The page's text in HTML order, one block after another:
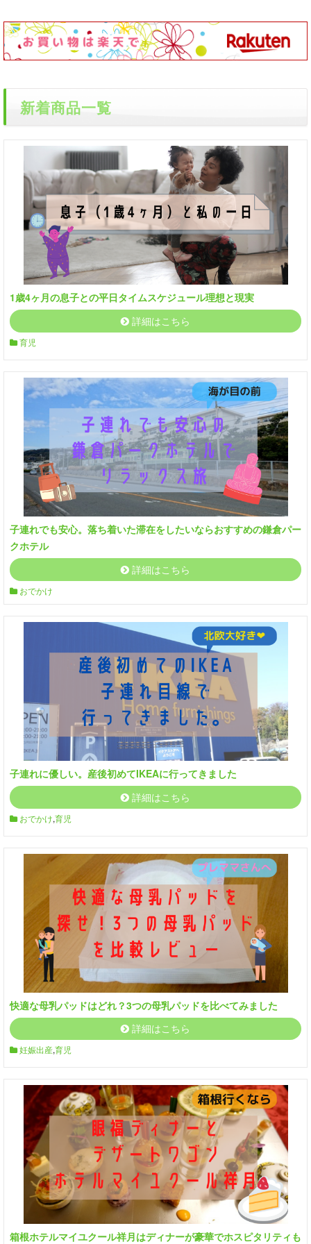
新着商品一覧
1歳4ヶ月の息子との平日タイムスケジュール理想と現実
詳細はこちら
育児
子連れでも安心。落ち着いた滞在をしたいならおすすめの鎌倉パー
クホテル
詳細はこちら
おでかけ
子連れに優しい。産後初めてIKEAに行ってきました
詳細はこちら
おでかけ,育児
快適な母乳パッドはどれ？3つの母乳パッドを比べてみました
詳細はこちら
妊娠出産,育児
箱根ホテルマイユクール祥月はディナーが豪華でホスピタリティも